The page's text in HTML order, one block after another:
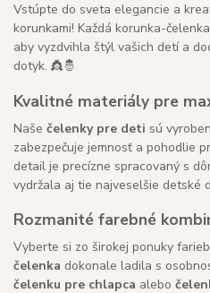
Vstúpte do sveta elegancie a
korunkami! Každá korunka-
aby vyzdvihla štýl vašich detí a
dotyk. 👸🤴
Kvalitné materiály pre
Naše čelenky pre deti sú
zabezpečuje jemnosť a pohodlie
detail je precízne spracovaný s
vydržala aj tie najveselšie detské
Rozmanité farebné
Vyberte si zo širokej ponuky
čelenka dokonale ladila s
čelenku pre chlapca alebo